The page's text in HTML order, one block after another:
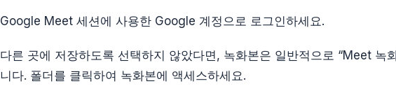
Google Meet 세션에 사용한 Google 계정으로 로그인하세요.
다른 곳에 저장하도록 선택하지 않았다면, 녹화본은 일반적으로 “Meet 녹
니다. 폴더를 클릭하여 녹화본에 액세스하세요.